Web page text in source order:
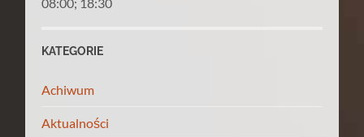
KATEGORIE
Achiwum
Aktualności